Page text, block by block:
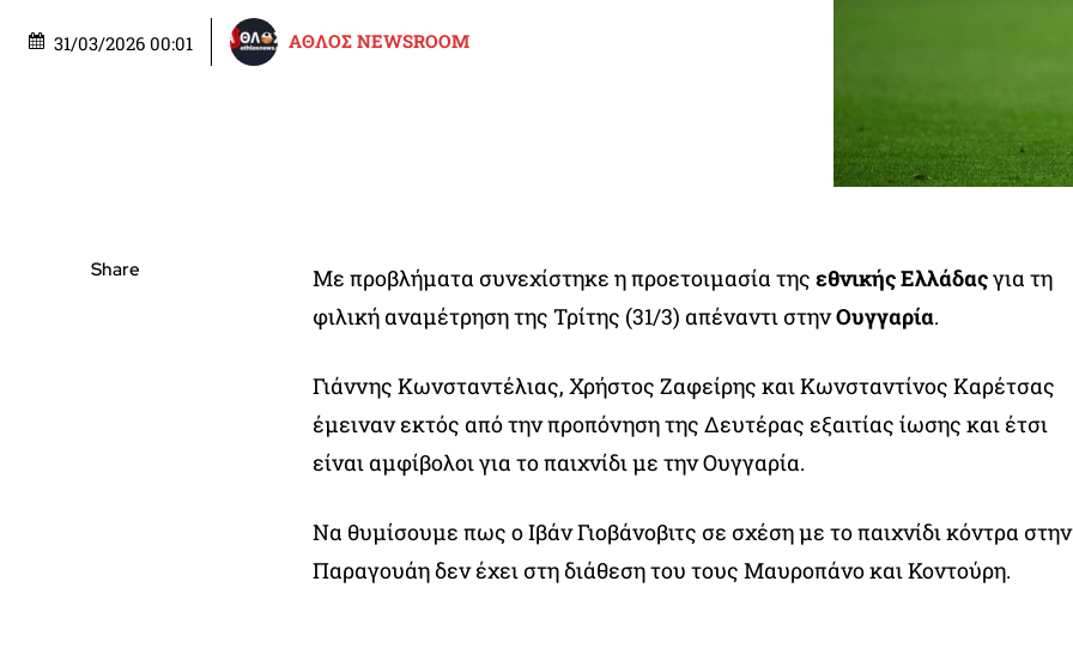
31/03/2026 00:01 ΑΘΛΟΣ NEWSROOM
Share Με προβλήματα συνεχίστηκε η προετοιμασία της εθνικής Ελλάδαςγια τη
φιλική αναμέτρηση της Τρίτης (31/3) απέναντι στηνΟυγγαρία.
Γιάννης Κωνσταντέλιας, Χρήστος Ζαφείρης και Κωνσταντίνος Καρέτσας
έμειναν εκτός από την προπόνηση της Δευτέρας εξαιτίας ίωσης και έτσι
είναι αμφίβολοι για το παιχνίδι με την Ουγγαρία.
Να θυμίσουμε πως ο Ιβάν Γιοβάνοβιτς σε σχέση με το παιχνίδι κόντρα στην
Παραγουάη δεν έχει στη διάθεση του τους Μαυροπάνο και Κοντούρη.